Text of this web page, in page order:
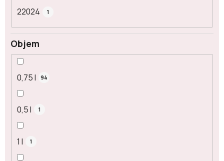
22024 1
Objem
0,75 l 94
0,5 l 1
1 l 1